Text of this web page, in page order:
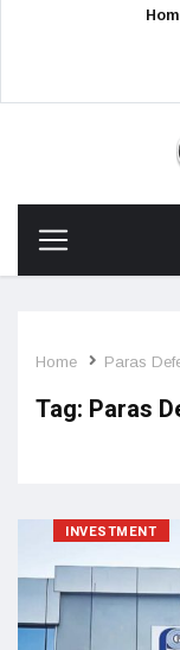
Home Paras
Tag: Paras
INVESTMENT